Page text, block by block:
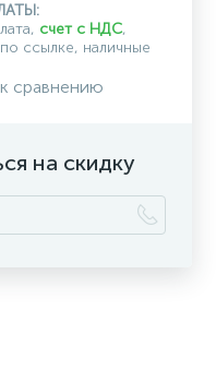
счет с НДС,
ссылке, наличные
сравнению
на скидку